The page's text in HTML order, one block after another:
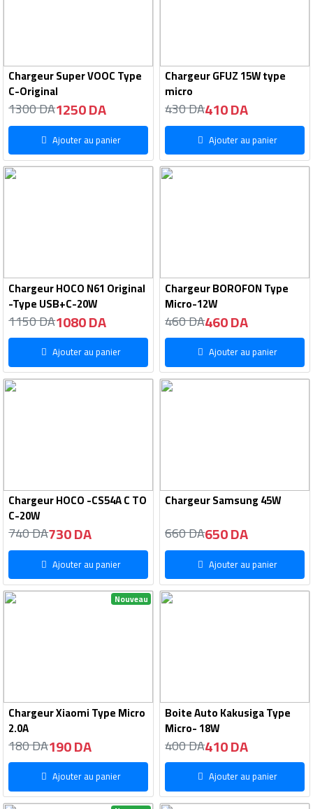
Chargeur Super VOOC Type
C-Original
1300 DA1250 DA
Ajouter au panier
Chargeur GFUZ 15W type
micro
430 DA410 DA
Ajouter au panier
Chargeur HOCO N61 Original
-Type USB+C-20W
1150 DA1080 DA
Ajouter au panier
Chargeur BOROFON Type
Micro-12W
460 DA460 DA
Ajouter au panier
Chargeur HOCO -CS54A C TO
C-20W
740 DA730 DA
Ajouter au panier
Chargeur Samsung 45W
660 DA650 DA
Ajouter au panier
Nouveau
Chargeur Xiaomi Type Micro
2.0A
180 DA190 DA
Ajouter au panier
Boite Auto Kakusiga Type
Micro- 18W
400 DA410 DA
Ajouter au panier